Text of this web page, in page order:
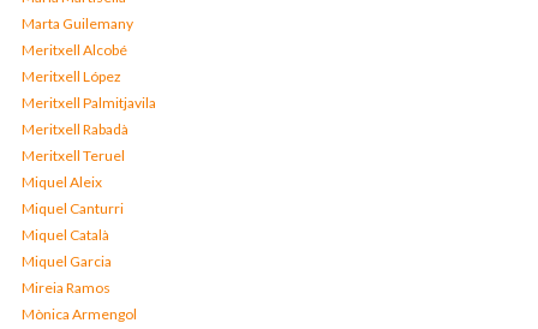
Marta Guilemany
Meritxell Alcobé
Meritxell López
Meritxell Palmitjavila
Meritxell Rabadà
Meritxell Teruel
Miquel Aleix
Miquel Canturri
Miquel Català
Miquel Garcia
Mireia Ramos
Mònica Armengol